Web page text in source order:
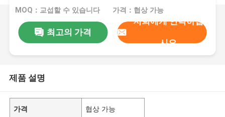
MOQ：교섭할 수 있습니다 가격：협상 가능
최고의 가격
저희에게 연락하십
시오
제품 설명
가격 협상 가능